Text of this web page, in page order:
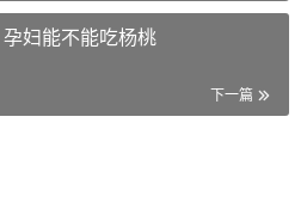
妇能不能吃杨桃
下一篇